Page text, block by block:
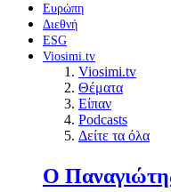
Ευρώπη
Διεθνή
ESG
Viosimi.tv
Viosimi.tv
Θέματα
Είπαν
Podcasts
Δείτε τα όλα
Ο